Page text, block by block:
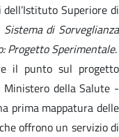
Superiore di
Sistema di Sorveglianza
Progetto Sperimentale.
il punto sul progetto
della Salute -
prima mappatura delle
offrono un servizio di